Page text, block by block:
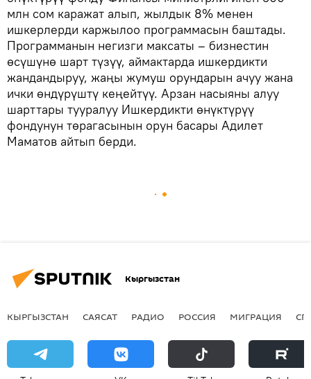
млн сом каражат алып, жылдык 8% менен
ишкерлерди каржылоо программасын баштады.
Программанын негизги максаты – бизнестин
өсүшүнө шарт түзүү, аймактарда ишкердикти
жандандыруу, жаңы жумуш орундарын ачуу жана
ички өндүрүштү кеңейтүү. Арзан насыяны алуу
шарттары тууралуу Ишкердикти өнүктүрүү
фондунун төрагасынын орун басары Адилет
Маматов айтып берди.
Кыргызстан
КЫРГЫЗСТАН САЯСАТ РАДИО РОССИЯ МИГРАЦИЯ